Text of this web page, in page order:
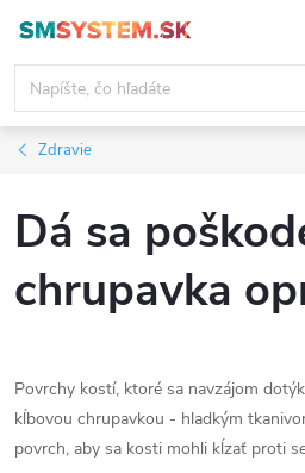
obsah
Zdravie
Dá sa
chrupavka
Povrchy kostí, ktoré sa navzájom
kĺbovou chrupavkou - hladkým
povrch, aby sa kosti mohli kĺzať proti